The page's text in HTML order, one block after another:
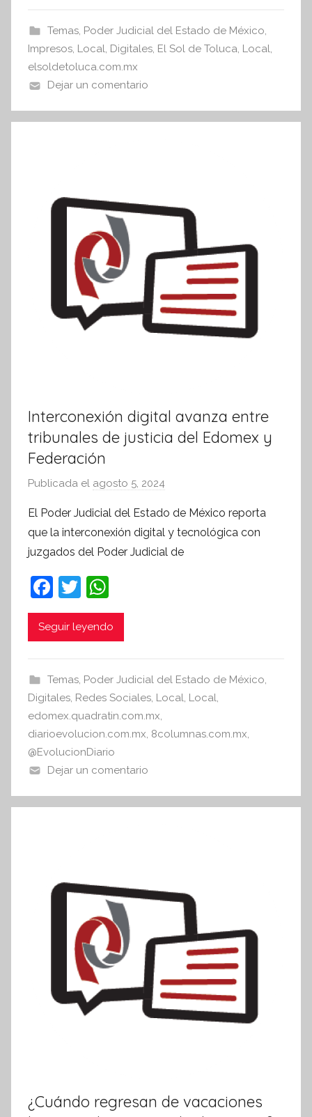
I
n
m
a
b
o
o
k
A
p
p
Temas, Poder Judicial del Estado de México,
Impresos, Local, Digitales, El Sol de Toluca, Local,
elsoldetoluca.com.mx
Dejar un comentario
Interconexión digital avanza entre
tribunales de justicia del Edomex y
Federación
Publicada el agosto 5, 2024
r
S
í
I
n
o
t
El Poder Judicial del Estado de México reporta
que la interconexión digital y tecnológica con
juzgados del Poder Judicial de
F
a
c
b
o
o
k
T
w
itt
h
at
A
p
p
Seguir leyendo
Temas, Poder Judicial del Estado de México,
Digitales, Redes Sociales, Local, Local,
edomex.quadratin.com.mx,
diarioevolucion.com.mx, 8columnas.com.mx,
@EvolucionDiario
Dejar un comentario
¿Cuándo regresan de vacaciones